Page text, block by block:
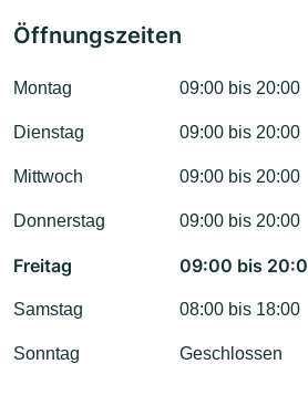
Öffnungszeiten
Montag 09:00 bis 20:00
Dienstag 09:00 bis 20:00
Mittwoch 09:00 bis 20:00
Donnerstag 09:00 bis 20:00
Freitag 09:00 bis
Samstag 08:00 bis 18:00
Sonntag Geschlossen